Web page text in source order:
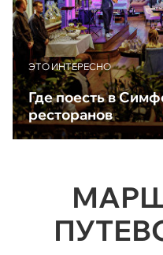
ЭТО ИНТЕРЕСНО
Где поесть в
ресторанов